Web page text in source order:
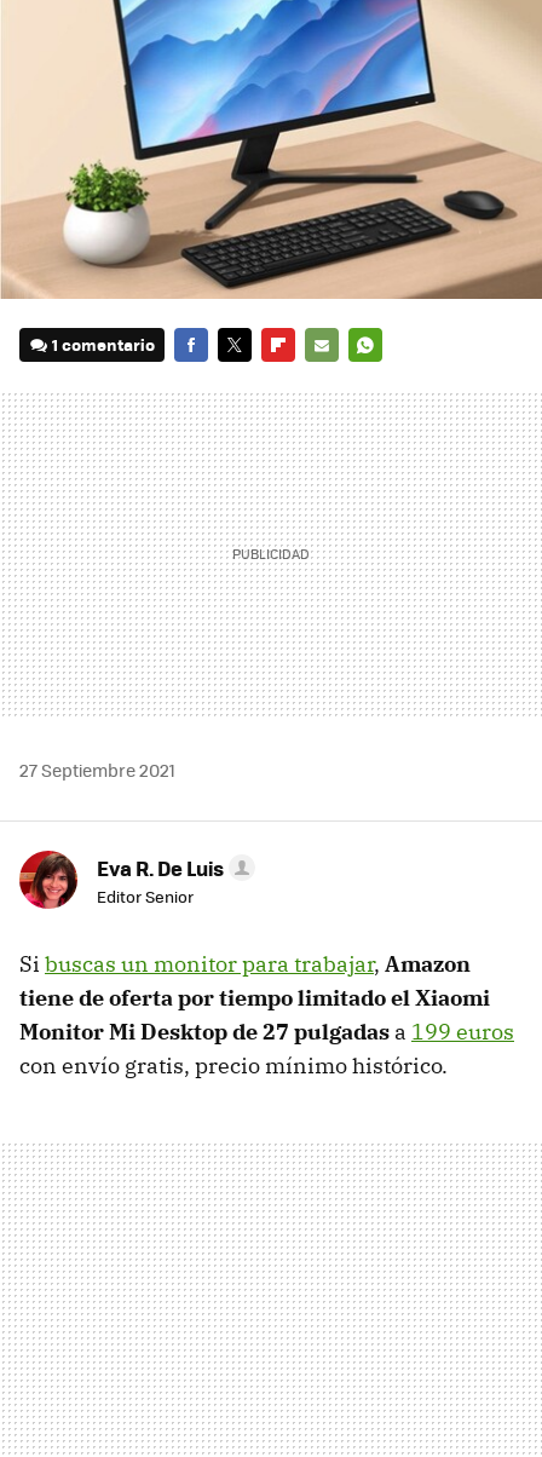
1 comentario
MAIL
27 Septiembre 2021
Eva R. De Luis
Editor Senior
Si buscas un monitor para trabajar, Amazon
tiene de oferta por tiempo limitado el Xiaomi
Monitor Mi Desktop de 27 pulgadas a 199 euros
con envío gratis, precio mínimo histórico.